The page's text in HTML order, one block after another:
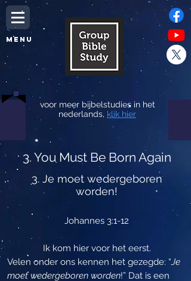
MENU
voor meer bijbelstudies in het
nederlands, klik hier
3. You Must Be Born Again
‎3. Je moet wedergeboren
worden!‎
Johannes 3:1-12
Ik kom hier voor het eerst.
Velen onder ons kennen het gezegde: “ Je
moet wedergeboren worden!” Dat is een